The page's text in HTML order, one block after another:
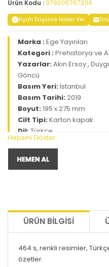
Ürün Kodu : 9786057673114
Fiyatı Düşünce Haber Ver
Marka :Ege Yayınları
Kategori :Prehistorya ve
Yazarlar:Akın Ersoy,
Göncü
Basım Yeri: İstanbul
Basım Tarihi:2019
Boyut:195 x 275 mm
Cilt Tipi:Karton kapak
Dil: Türkçe
Hepsini Göster
ÜRÜN BILGISI
464 s, renkli resimler,
özetler.